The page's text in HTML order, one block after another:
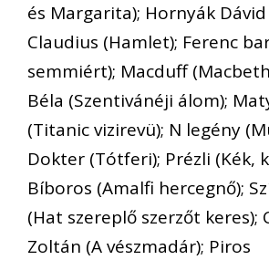
és Margarita); Hornyák
Claudius (Hamlet); Ferenc
semmiért); Macduff
Béla (Szentivánéji álom);
(Titanic vizirevü); N legény
Dokter (Tótferi); Prézli (Kék,
Bíboros (Amalfi hercegnő);
(Hat szereplő szerzőt keres);
Zoltán (A vészmadár); Piros